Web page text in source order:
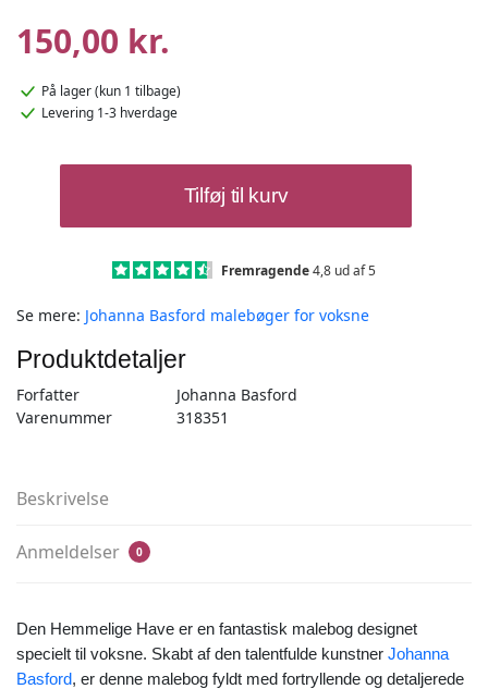
150,00 kr.
På lager(kun 1 tilbage)
Levering 1-3 hverdage
Voksne
Johanna
Basford
antal
Tilføj til kurv
Fremragende4,8 ud af 5
Se mere: Johanna Basford malebøger for voksne
Produktdetaljer
Forfatter
Johanna Basford
Varenummer
318351
Beskrivelse
Anmeldelser 0
Den Hemmelige Have er en fantastisk malebog designet
specielt til voksne. Skabt af den talentfulde kunstner Johanna
Basford, er denne malebog fyldt med fortryllende og detaljerede